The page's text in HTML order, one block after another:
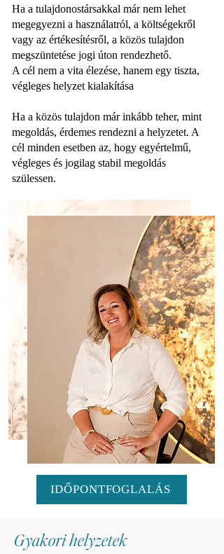
Ha a tulajdonostársakkal már nem lehet
megegyezni a használatról, a költségekről
vagy az értékesítésről, a közös tulajdon
megszüntetése jogi úton rendezhető.
A cél nem a vita élezése, hanem egy tiszta,
végleges helyzet kialakítása
Ha a közös tulajdon már inkább teher, mint
megoldás, érdemes rendezni a helyzetet. A
cél minden esetben az, hogy egyértelmű,
végleges és jogilag stabil megoldás
szülessen.
IDŐPONTFOGLALÁS
Gyakori helyzetek